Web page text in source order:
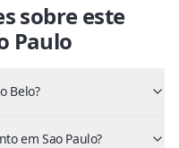
sobre este
Paulo
Belo?
em Sao Paulo?